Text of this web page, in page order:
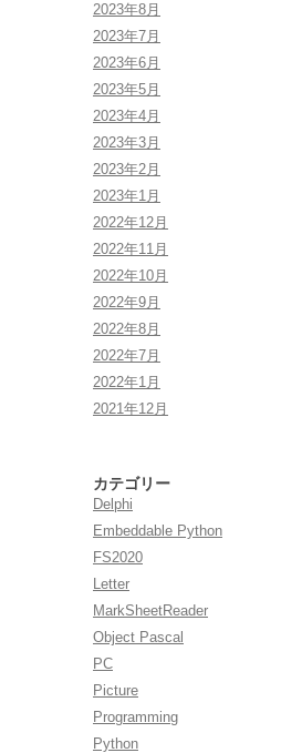
2023年8月
2023年7月
2023年6月
2023年5月
2023年4月
2023年3月
2023年2月
2023年1月
2022年12月
2022年11月
2022年10月
2022年9月
2022年8月
2022年7月
2022年1月
2021年12月
カテゴリー
Delphi
Embeddable Python
FS2020
Letter
MarkSheetReader
Object Pascal
PC
Picture
Programming
Python